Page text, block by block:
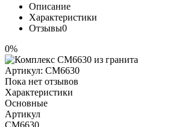
Описание
Характеристики
Отзывы0
0%
Артикул: CM6630
Пока нет отзывов
Характеристики
Основные
Артикул
CM6630